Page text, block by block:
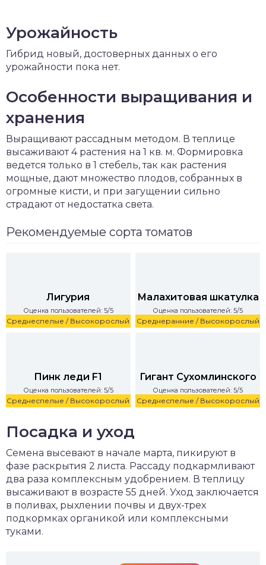
Урожайность
Гибрид новый, достоверных данных о его
урожайности пока нет.
Особенности выращивания и
хранения
Выращивают рассадным методом. В теплице
высаживают 4 растения на 1 кв. м. Формировка
ведется только в 1 стебель, так как растения
мощные, дают множество плодов, собранных в
огромные кисти, и при загущении сильно
страдают от недостатка света.
Рекомендуемые сорта томатов
Среднеспелые / Высокорослый
Лигурия
Оценка пользователей: 5/5
Среднеранние / Высокорослый
Малахитовая шкатулка
Оценка пользователей: 5/5
Среднеспелые / Высокорослый
Пинк леди F1
Оценка пользователей: 5/5
Среднеспелые / Высокорослый
Гигант Сухомлинского
Оценка пользователей: 5/5
Посадка и уход
Семена высевают в начале марта, пикируют в
фазе раскрытия 2 листа. Рассаду подкармливают
два раза комплексным удобрением. В теплицу
высаживают в возрасте 55 дней. Уход заключается
в поливах, рыхлении почвы и двух-трех
подкормках органикой или комплексными
туками.